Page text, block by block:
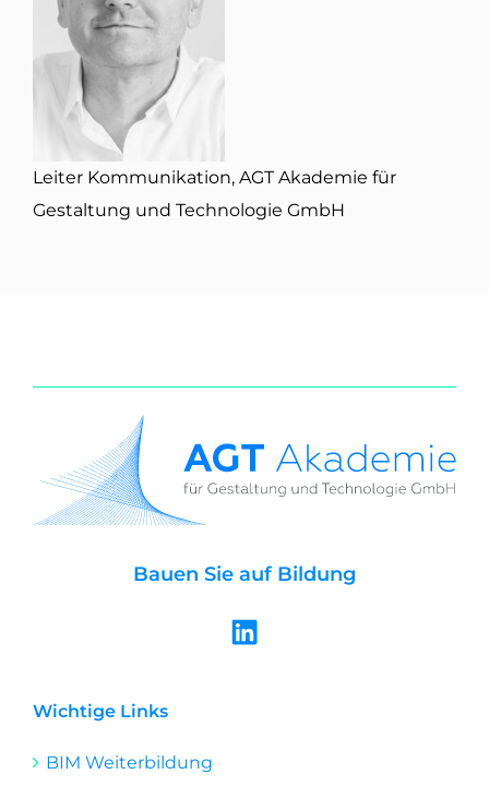
Leiter Kommunikation, AGT Akademie für
Gestaltung und Technologie GmbH
Bauen Sie auf Bildung
L
Wichtige Links
BIM Weiterbildung